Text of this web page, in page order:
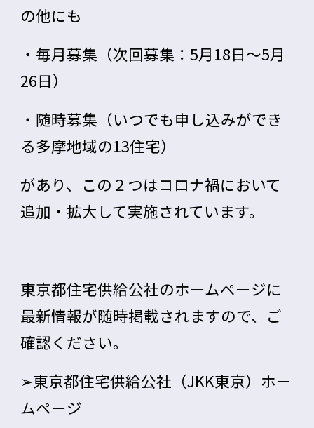
の他にも
・ 毎月募集 （次回募集： 5月18日～5月
26日）
・ 随時募集 （いつでも申し込みができ
る多摩地域の13住宅）
があり、この２つはコロナ禍において
追加・拡大して実施されています。
東京都住宅供給公社のホームページに
最新情報が随時掲載されますので、ご
確認ください。
➢東京都住宅供給公社（JKK東京）ホー
ムページ